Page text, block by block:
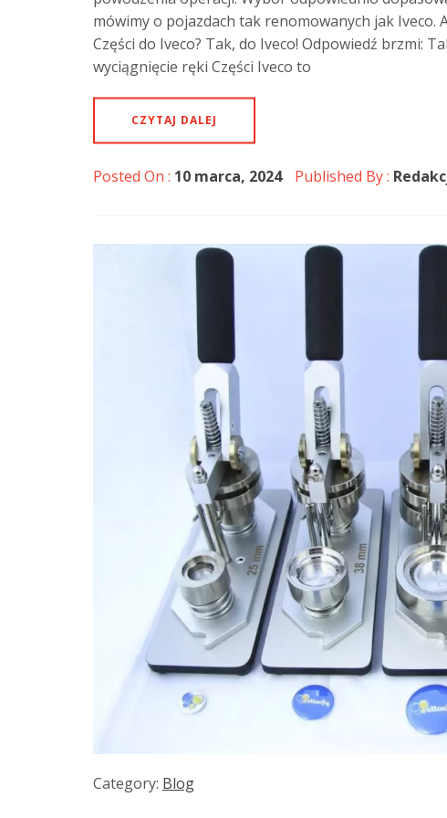
mówimy o pojazdach tak renomowanych jak Iveco.
Części do Iveco? Tak, do Iveco! Odpowiedź brzmi:
wyciągnięcie ręki Części Iveco to
CZYTAJ DALEJ
Posted On : 10 marca, 2024 Published By :
Category: Blog